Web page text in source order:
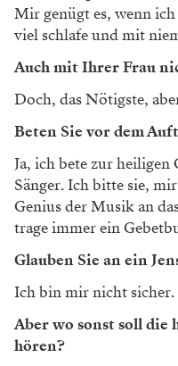
Mir genügt es, wenn
viel schlafe und mit
Auch mit Ihrer Frau
Doch, das Nötigste,
Beten Sie vor dem
Ja, ich bete zur
Sänger. Ich bitte sie,
Genius der Musik an
trage immer ein
Glauben Sie an ein
Ich bin mir nicht sicher.
Aber wo sonst soll die
hören?